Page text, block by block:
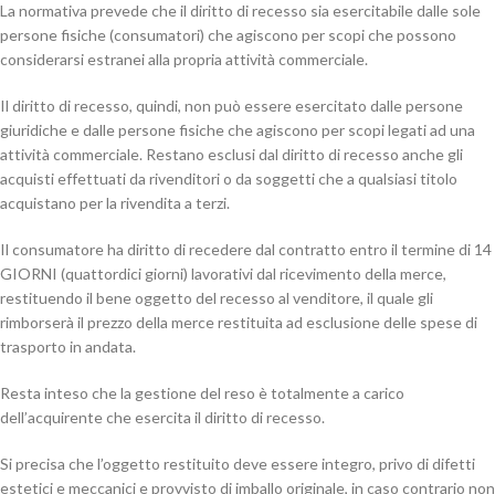
La normativa prevede che il diritto di recesso sia esercitabile dalle sole
persone fisiche (consumatori) che agiscono per scopi che possono
considerarsi estranei alla propria attività commerciale.
Il diritto di recesso, quindi, non può essere esercitato dalle persone
giuridiche e dalle persone fisiche che agiscono per scopi legati ad una
attività commerciale. Restano esclusi dal diritto di recesso anche gli
acquisti effettuati da rivenditori o da soggetti che a qualsiasi titolo
acquistano per la rivendita a terzi.
Il consumatore ha diritto di recedere dal contratto entro il termine di 14
GIORNI (quattordici giorni) lavorativi dal ricevimento della merce,
restituendo il bene oggetto del recesso al venditore, il quale gli
rimborserà il prezzo della merce restituita ad esclusione delle spese di
trasporto in andata.
Resta inteso che la gestione del reso è totalmente a carico
dell’acquirente che esercita il diritto di recesso.
Si precisa che l’oggetto restituito deve essere integro, privo di difetti
estetici e meccanici e provvisto di imballo originale, in caso contrario non